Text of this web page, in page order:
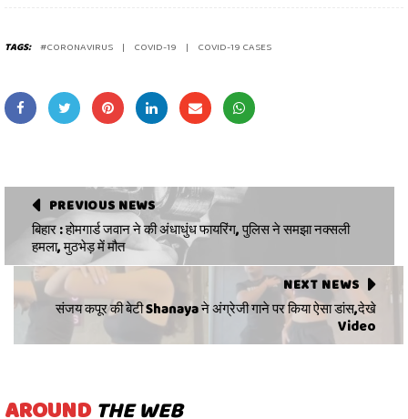
TAGS: #CORONAVIRUS COVID-19 COVID-19 CASES
PREVIOUS NEWS
बिहार : होमगार्ड जवान ने की अंधाधुंध फायरिंग, पुलिस ने समझा नक्सली
हमला, मुठभेड़ में मौत
NEXT NEWS
संजय कपूर की बेटी Shanaya ने अंग्रेजी गाने पर किया ऐसा डांस,देखे
Video
AROUND THE WEB